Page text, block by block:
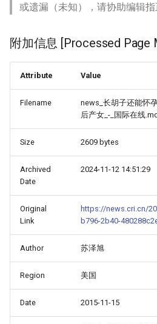
或遗漏（未知），请协助编辑指
附加信息 [Processed Page
Attribute Value
Filename
news_长胡子还能怀
后产女_-_国际在线
Size 2609 bytes
Archived
Date
2024-11-12 14:51:29
Original
Link
https://news.cri.cn/
b796-2b40-
Author 苏泽旭
Region 美国
Date 2015-11-15